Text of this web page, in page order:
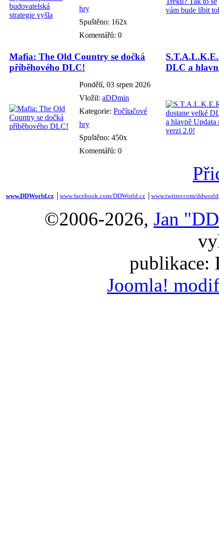
hry
Spuštěno: 162x
Komentářů: 0
Mafia: The Old Country se dočká
příběhového DLC!
Pondělí, 03 srpen 2026
Vložil: aDDmin
Kategorie: Počítačové
hry
Spuštěno: 450x
Komentářů: 0
DLC a
www.DDWorld.cz www.facebook.com/DDWorld.cz www.twitter.com/
©2006-2026, Jan
publikace:
Joomla!